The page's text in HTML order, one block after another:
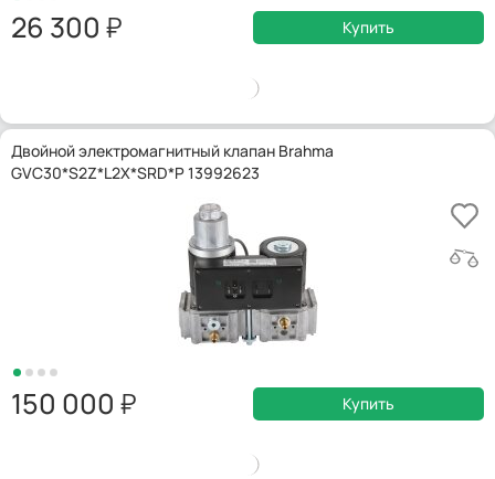
26 300 Купить
Двойной электромагнитный клапан Brahma
GVC30*S2Z*L2X*SRD*P 13992623
150 000 Купить